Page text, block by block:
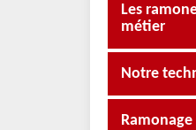
Les
métier
Notre